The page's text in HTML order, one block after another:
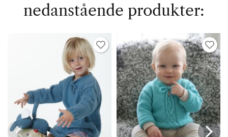
nedanstående produkter: